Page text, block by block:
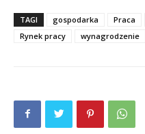
TAGI gospodarka Praca
Rynek pracy
wynagrodzenie